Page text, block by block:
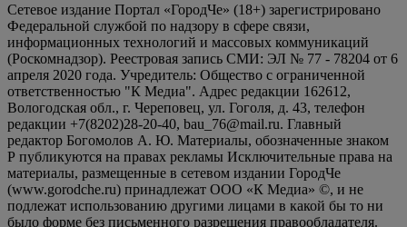
Сетевое издание Портал «ГородЧе» (18+) зарегистрировано
Федеральной службой по надзору в сфере связи,
информационных технологий и массовых коммуникаций
(Роскомнадзор). Реестровая запись СМИ: ЭЛ № 77 - 78204 от 6
апреля 2020 года. Учредитель: Общество с ограниченной
ответственностью "К Медиа". Адрес редакции 162612,
Вологодская обл., г. Череповец, ул. Гоголя, д. 43, телефон
редакции +7(8202)28-20-40, bau_76@mail.ru. Главный
редактор Богомолов А. Ю. Материалы, обозначенные знаком
Р публикуются на правах рекламы Исключительные права на
материалы, размещенные в сетевом издании ГородЧе
(www.gorodche.ru) принадлежат ООО «К Медиа» ©, и не
подлежат использованию другими лицами в какой бы то ни
было форме без письменного разрешения правообладателя.